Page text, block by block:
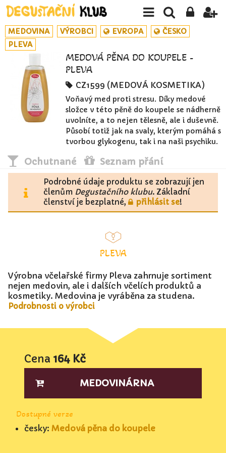
MEDOVINA VÝROBCI EVROPA
ČESKO
PLEVA
MEDOVÁ PĚNA DO KOUPELE -
PLEVA
CZ1599 (MEDOVÁ KOSMETIKA)
Voňavý med proti stresu. Díky medové
složce v této pěně do koupele se nádherně
uvolníte, a to nejen tělesně, ale i duševně.
Působí totiž jak na svaly, kterým pomáhá s
tvorbou glykogenu, tak i na naši psychiku.
Ochutnané Seznam přání
Podrobné údaje produktu se zobrazují jen
členům Degustačního klubu. Základní
členství je bezplatné,
přihlásit se!
PLEVA
Výrobna včelařské firmy Pleva zahrnuje sortiment
nejen medovin, ale i dalších včelích produktů a
kosmetiky. Medovina je vyráběna za studena.
Podrobnosti o výrobci
Cena 164 Kč
MEDOVINÁRNA
Dostupné verze
česky: Medová pěna do koupele